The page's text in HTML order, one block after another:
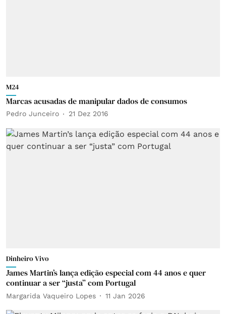
M24
Marcas acusadas de manipular dados de consumos
Pedro Junceiro 21 Dez 2016
Dinheiro Vivo
James Martin’s lança edição especial com 44 anos e quer
continuar a ser “justa” com Portugal
Margarida Vaqueiro Lopes 11 Jan 2026